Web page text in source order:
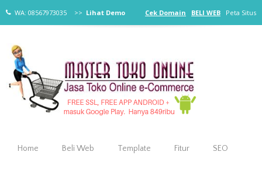
WA: 08567973035 >> Lihat Demo Cek Domain BELI WEB Peta Situs
Home Beli Web Template Fitur SEO